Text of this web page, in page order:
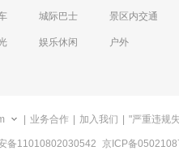
城际巴士 景区内交通
娱乐休闲 户外
业务合作 加入我们 "严重违规
备11010802030542 京ICP备